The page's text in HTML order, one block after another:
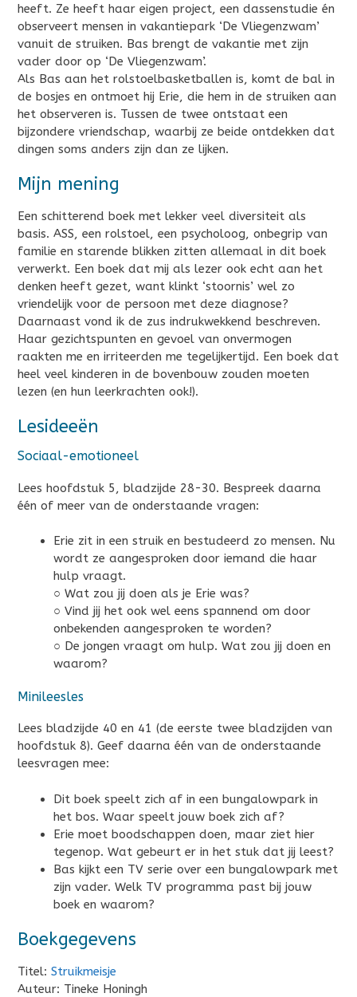
heeft. Ze heeft haar eigen project, een dassenstudie én
observeert mensen in vakantiepark ‘De Vliegenzwam’
vanuit de struiken. Bas brengt de vakantie met zijn
vader door op ‘De Vliegenzwam’.
Als Bas aan het rolstoelbasketballen is, komt de bal in
de bosjes en ontmoet hij Erie, die hem in de struiken aan
het observeren is. Tussen de twee ontstaat een
bijzondere vriendschap, waarbij ze beide ontdekken dat
dingen soms anders zijn dan ze lijken.
Mijn mening
Een schitterend boek met lekker veel diversiteit als
basis. ASS, een rolstoel, een psycholoog, onbegrip van
familie en starende blikken zitten allemaal in dit boek
verwerkt. Een boek dat mij als lezer ook echt aan het
denken heeft gezet, want klinkt ‘stoornis’ wel zo
vriendelijk voor de persoon met deze diagnose?
Daarnaast vond ik de zus indrukwekkend beschreven.
Haar gezichtspunten en gevoel van onvermogen
raakten me en irriteerden me tegelijkertijd. Een boek dat
heel veel kinderen in de bovenbouw zouden moeten
lezen (en hun leerkrachten ook!).
Lesideeën
Sociaal-emotioneel
Lees hoofdstuk 5, bladzijde 28-30. Bespreek daarna
één of meer van de onderstaande vragen:
Erie zit in een struik en bestudeerd zo mensen. Nu
wordt ze aangesproken door iemand die haar
hulp vraagt.
○ Wat zou jij doen als je Erie was?
○ Vind jij het ook wel eens spannend om door
onbekenden aangesproken te worden?
○ De jongen vraagt om hulp. Wat zou jij doen en
waarom?
Minileesles
Lees bladzijde 40 en 41 (de eerste twee bladzijden van
hoofdstuk 8). Geef daarna één van de onderstaande
leesvragen mee:
Dit boek speelt zich af in een bungalowpark in
het bos. Waar speelt jouw boek zich af?
Erie moet boodschappen doen, maar ziet hier
tegenop. Wat gebeurt er in het stuk dat jij leest?
Bas kijkt een TV serie over een bungalowpark met
zijn vader. Welk TV programma past bij jouw
boek en waarom?
Boekgegevens
Titel: Struikmeisje
Auteur: Tineke Honingh